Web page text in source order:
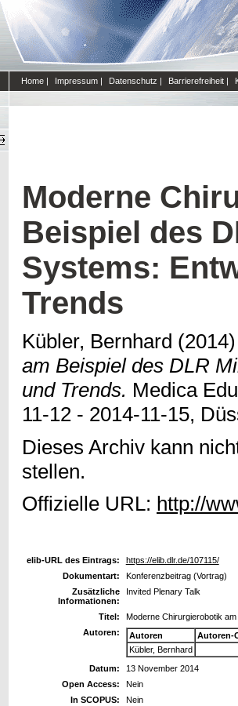
Home | Impressum | Datenschutz | Barrierefreiheit |
Moderne
Beispiel des
Systems:
Trends
Kübler, Bernhard
am Beispiel des DLR
und Trends. Medica
11-12 - 2014-11-15,
Dieses Archiv kann
stellen.
Offizielle URL: http://
elib-URL des Eintrags:
https://elib.dlr.de/107115/
Dokumentart:
Konferenzbeitrag (Vortrag)
Zusätzliche
Informationen:
Invited Plenary Talk
Titel:
Moderne Chirurgierobotik
Autoren:
Autoren
Autoren-
Kübler, Bernhard
Datum:
13 November 2014
Open Access:
Nein
In SCOPUS:
Nein